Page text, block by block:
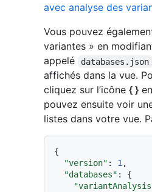
avec analyse des
Vous pouvez
variantes » en
appelé
databases.json
affichés dans la vue.
cliquez sur l’icône { }
pouvez ensuite voir
listes dans votre vue.
{
"version" : 1,
"databases" :
{